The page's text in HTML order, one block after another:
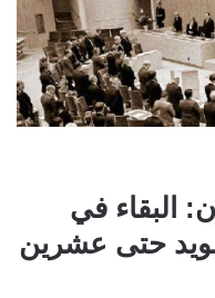
البقاء في
حتى عشرين